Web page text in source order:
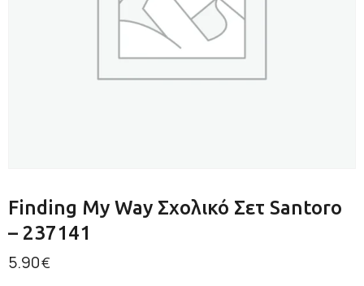
Finding My Way Σχολικό Σετ Santoro
– 237141
5.90€